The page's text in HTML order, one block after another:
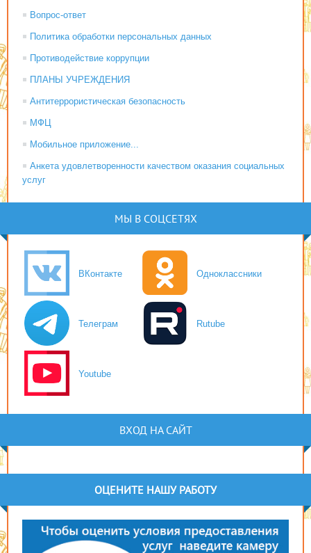
Вопрос-ответ
Политика обработки персональных данных
Противодействие коррупции
ПЛАНЫ УЧРЕЖДЕНИЯ
Антитеррористическая безопасность
МФЦ
Мобильное приложение...
Анкета удовлетворенности качеством оказания социальных
услуг
МЫ В СОЦСЕТЯХ
ВКонтакте Одноклассники
Телеграм Rutube
Youtube
ВХОД НА САЙТ
ОЦЕНИТЕ НАШУ РАБОТУ